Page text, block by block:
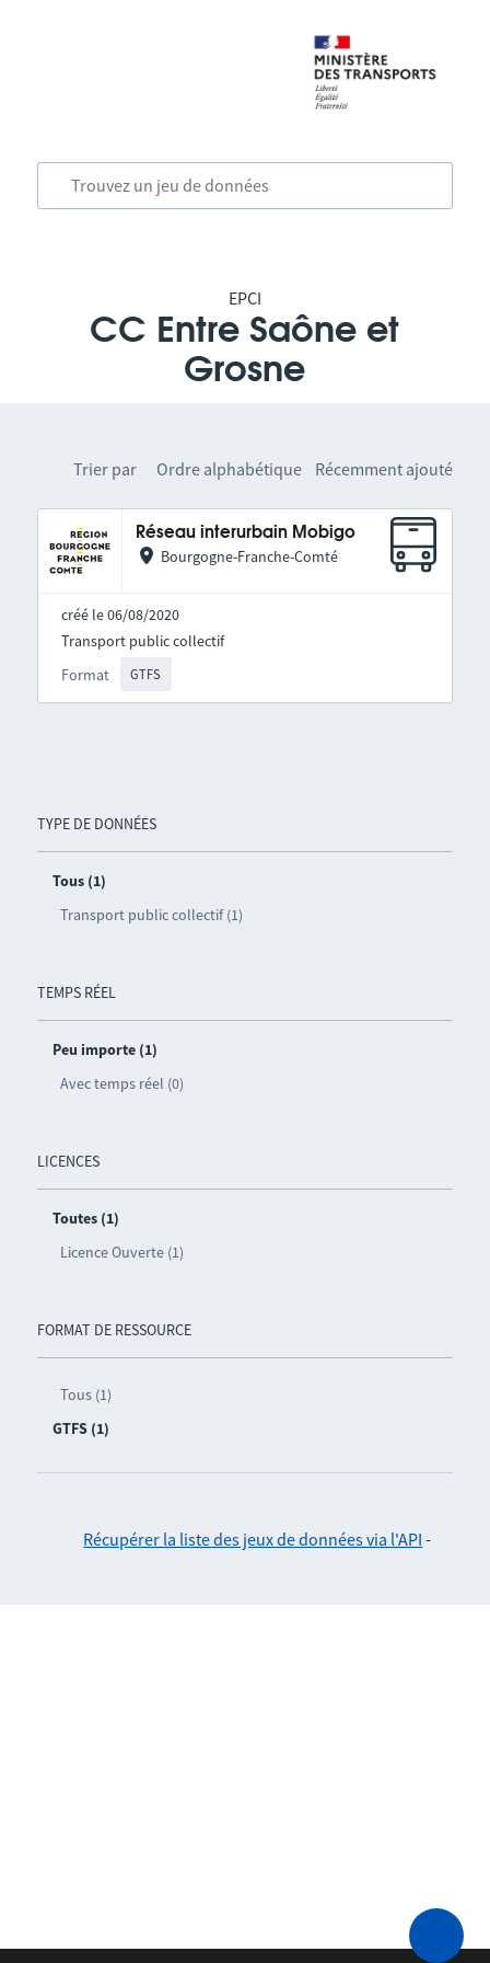
EPCI
CC Entre Saône et
Grosne
TYPE DE DONNÉES
Tous (1)
Transport public collectif (1)
TEMPS RÉEL
Peu importe (1)
Avec temps réel (0)
LICENCES
Toutes (1)
Licence Ouverte (1)
FORMAT DE RESSOURCE
Tous (1)
GTFS (1)
Trier par Ordre alphabétique Récemment ajouté
Réseau interurbain Mobigo
Bourgogne-Franche-Comté
créé le 06/08/2020
Format GTFS
Transport public collectif
Récupérer la liste des jeux de données via l'API -